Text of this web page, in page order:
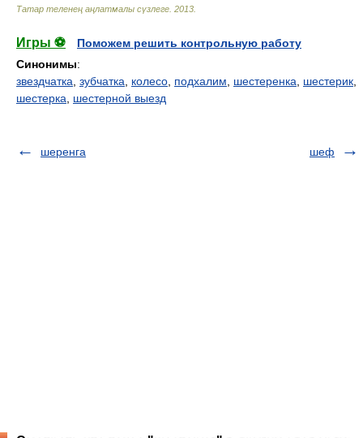
Татар теленең аңлатмалы сүзлеге 2013
Игры ⚽
Поможем решить контрольную работу
Синонимы:
звездчатка зубчатка колесо подхалим шестеренка шестерик
шестерка
шестерной выезд
шеренга шеф